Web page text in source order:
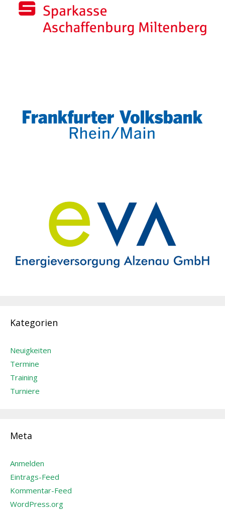
Kategorien
Neuigkeiten
Termine
Training
Turniere
Meta
Anmelden
Eintrags-Feed
Kommentar-Feed
WordPress.org